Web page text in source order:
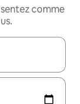
comme
vers le